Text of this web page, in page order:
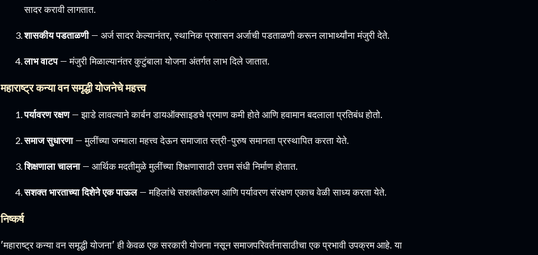
सादर करावी लागतात.
शासकीय पडताळणी– अर्ज सादर केल्यानंतर, स्थानिक प्रशासन अर्जाची पडताळणी करून लाभार्थ्यांना मंजुरी देते.
लाभ वाटप– मंजुरी मिळाल्यानंतर कुटुंबाला योजना अंतर्गत लाभ दिले जातात.
महाराष्ट्र कन्या वन समृद्धी योजनेचे महत्त्व
पर्यावरण रक्षण– झाडे लावल्याने कार्बन डायऑक्साइडचे प्रमाण कमी होते आणि हवामान बदलाला प्रतिबंध होतो.
समाज सुधारणा– मुलींच्या जन्माला महत्त्व देऊन समाजात स्त्री-पुरुष समानता प्रस्थापित करता येते.
शिक्षणाला चालना– आर्थिक मदतीमुळे मुलींच्या शिक्षणासाठी उत्तम संधी निर्माण होतात.
सशक्त भारताच्या दिशेने एक पाऊल– महिलांचे सशक्तीकरण आणि पर्यावरण संरक्षण एकाच वेळी साध्य करता येते.
निष्कर्ष
'महाराष्ट्र कन्या वन समृद्धी योजना' ही केवळ एक सरकारी योजना नसून समाजपरिवर्तनासाठीचा एक प्रभावी उपक्रम आहे. या